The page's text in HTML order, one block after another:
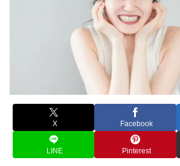
X Facebook
LINE Pinterest